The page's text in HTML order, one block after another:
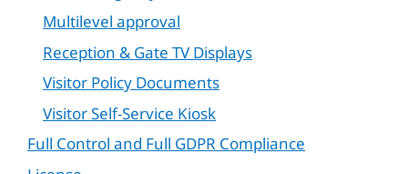
Multilevel approval
Reception & Gate TV Displays
Visitor Policy Documents
Visitor Self-Service Kiosk
Full Control and Full GDPR Compliance